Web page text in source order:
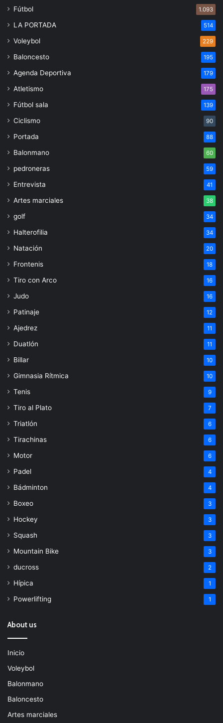
Fútbol 1.093
LA PORTADA 514
Voleybol 229
Baloncesto 195
Agenda Deportiva 179
Atletismo 175
Fútbol sala 139
Ciclismo 90
Portada 88
Balonmano 60
pedroneras 59
Entrevista 41
Artes marciales 38
golf 34
Halterofilia 34
Natación 20
Frontenis 18
Tiro con Arco 16
Judo 16
Patinaje 12
Ajedrez 11
Duatlón 11
Billar 10
Gimnasia Rítmica 10
Tenis 9
Tiro al Plato 7
Triatlón 6
Tirachinas 6
Motor 6
Padel 4
Bádminton 4
Boxeo 3
Hockey 3
Squash 3
Mountain Bike 3
ducross 2
Hípica 1
Powerlifting 1
About us
Inicio
Voleybol
Balonmano
Baloncesto
Artes marciales